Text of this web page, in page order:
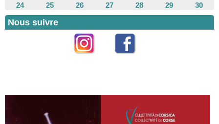
24
25 26 27 28 29 30
Nous suivre